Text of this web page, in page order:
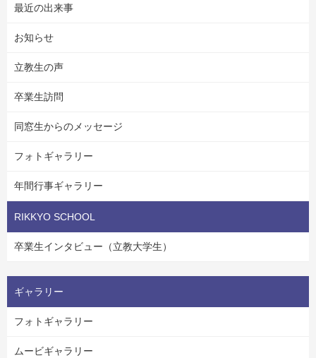
最近の出来事
お知らせ
立教生の声
卒業生訪問
同窓生からのメッセージ
フォトギャラリー
年間行事ギャラリー
RIKKYO SCHOOL
卒業生インタビュー（立教大学生）
ギャラリー
フォトギャラリー
ムービギャラリー